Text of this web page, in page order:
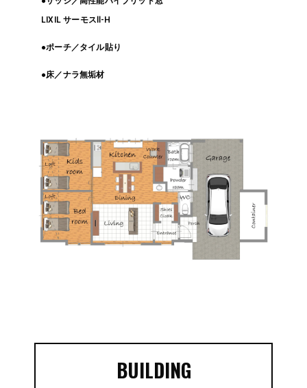
LIXIL サーモスⅡ-H
●ポーチ／タイル貼り
●床／ナラ無垢材
BUILDING